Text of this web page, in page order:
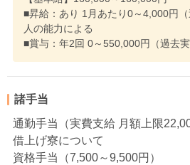
■昇給：あり 1月あたり0～4,000円
人の能力による
■賞与：年2回 0～550,000円（過去実
諸手当
通勤手当（実費支給 月額上限
借上げ寮について
資格手当（7,500～9,500円）